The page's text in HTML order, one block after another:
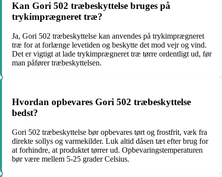
Kan Gori 502 træbeskyttelse bruges på
trykimprægneret træ?
Ja, Gori 502 træbeskyttelse kan anvendes på trykimprægneret
træ for at forlænge levetiden og beskytte det mod vejr og vind.
Det er vigtigt at lade trykimprægneret træ tørre ordentligt ud, før
man påfører træbeskyttelsen.
Hvordan opbevares Gori 502 træbeskyttelse
bedst?
Gori 502 træbeskyttelse bør opbevares tørt og frostfrit, væk fra
direkte sollys og varmekilder. Luk altid dåsen tæt efter brug for
at forhindre, at produktet tørrer ud. Opbevaringstemperaturen
bør være mellem 5-25 grader Celsius.